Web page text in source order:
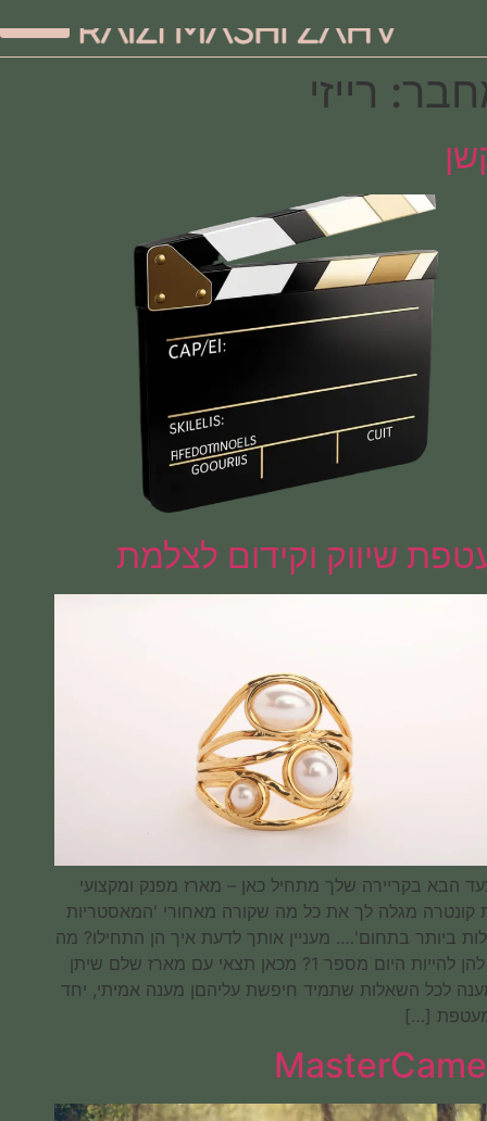
מחבר:רייזי
אקשן
מעטפת שיווק וקידום לצלמת
– הצעד הבא בקריירה שלך מתחיל כאן – מארז מפנק ומקצועי
מבית קונטרה מגלה לך את כל מה שקורה מאחורי 'המאסטריות
הגדולות ביותר בתחום'…. מעניין אותך לדעת איך הן התחילו? מה
גרם להן להייות היום מספר 1? מכאן תצאי עם מארז שלם שיתן
לך מענה לכל השאלות שתמיד חיפשת עליהםן מענה אמיתי, יחד
עם מעטפת […]
MasterCamera